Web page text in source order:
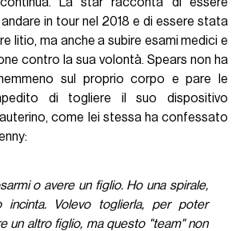
in tour nel 2018 e di essere stata
litio, ma anche a subire esami medici e
contro la sua volontà. Spears non ha
sul proprio corpo e pare le
di togliere il suo dispositivo
come lei stessa ha confessato
o avere un figlio. Ho una spirale,
incinta. Volevo toglierla, per poter
un altro figlio, ma questo "team" non